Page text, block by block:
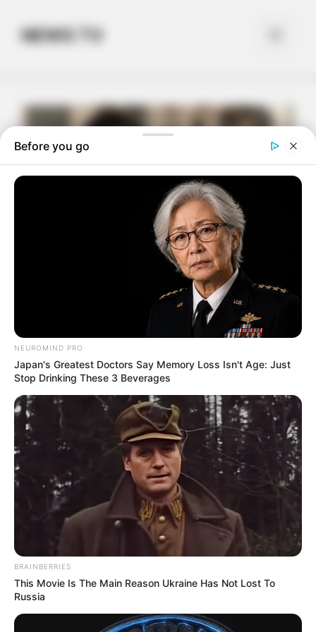
contentNEWS TV
Ici tout commence
sur TF1 : “Un
rebondissement va
obliger Rose à
poser un regard
très différent sur
Louis”, les
Before you go
NEUROMIND PRO
Japan's Greatest Doctors Say Memory Loss Isn't Age: Just
Stop Drinking These 3 Beverages
BRAINBERRIES
This Movie Is The Main Reason Ukraine Has Not Lost To
Russia